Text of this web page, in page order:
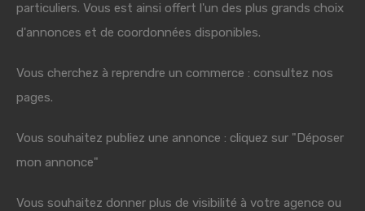
particuliers. Vous est ainsi offert l'un des plus grands choix
d'annonces et de coordonnées disponibles.
Vous cherchez à reprendre un commerce : consultez nos
pages.
Vous souhaitez publiez une annonce : cliquez sur "Déposer
mon annonce"
Vous souhaitez donner plus de visibilité à votre agence ou